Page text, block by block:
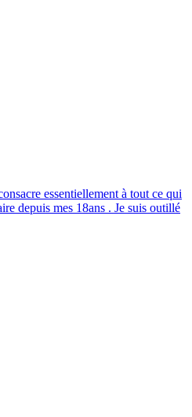
essentiellement à tout ce qui
depuis mes 18ans . Je suis outillé